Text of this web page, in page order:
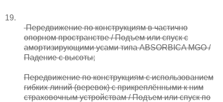
19.
Передвижение по конструкциям в частично
опорном пространстве / Подъем или спуск с
амортизирующими усами типа ABSORBICA MGO /
Падение с высоты;
Передвижение по конструкциям с использованием
гибких линий (веревок) с прикреплёнными к ним
страховочным устройствам / Подъем или спуск по